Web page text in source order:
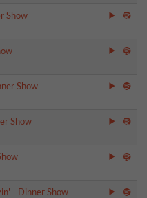
Show
Show
Show
- Dinner Show